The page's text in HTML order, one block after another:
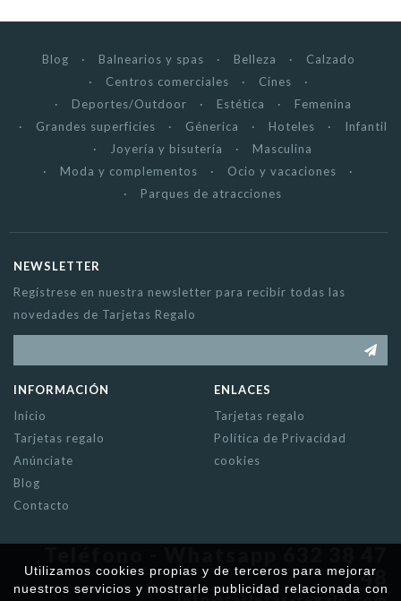
Utilizamos cookies propias y de terceros para mejorar
nuestros servicios y mostrarle publicidad relacionada con
Blog Balnearios y spas Belleza
Calzado
Centros comerciales
Cines
Deportes/Outdoor
Estética
Femenina
Grandes superficies
Génerica Hoteles
Infantil
Joyería y bisutería
Masculina
Moda y complementos
Ocio y vacaciones
Parques de atracciones
NEWSLETTER
Regístrese en nuestra newsletter para recibir todas las
novedades de Tarjetas Regalo
INFORMACIÓN
Inicio
Tarjetas regalo
Anúnciate
Blog
Contacto
ENLACES
Tarjetas regalo
Política de Privacidad
cookies
48